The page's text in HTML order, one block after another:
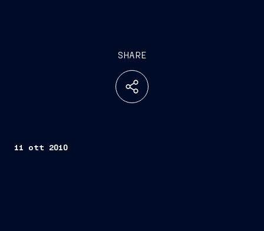
SHARE
11 ott 2010